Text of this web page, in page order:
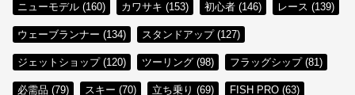
ニューモデル (160) カワサキ (153) 初心者 (146) レース (139)
ウェーブランナー (134) スタンドアップ (127)
ジェットショップ (120) ツーリング (98) フラッグシップ (81)
必需品 (79) スキー (70) 立ち乗り (69) FISH PRO (63)